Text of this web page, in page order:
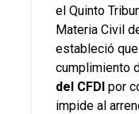
el Quinto
Materia Civil
estableció
cumplimiento
del CFDI por
impide al